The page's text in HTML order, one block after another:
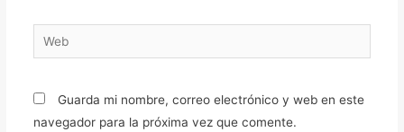
Web
Guarda mi nombre, correo electrónico y web en este
navegador para la próxima vez que comente.